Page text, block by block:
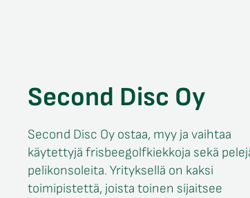
Second Disc Oy
Second Disc Oy ostaa, myy ja vaihtaa
käytettyjä frisbeegolfkiekkoja sekä
pelikonsoleita. Yrityksellä on kaksi
toimipistettä, joista toinen sijaitsee